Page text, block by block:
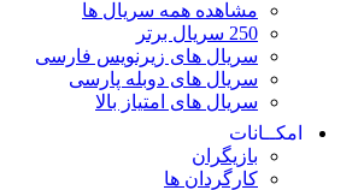
مشاهده همه سریال ها
250 سریال برتر
سریال های زیرنویس فارسی
سریال های دوبله پارسی
سریال های امتیاز بالا
امکــانات
بازیگران
کارگردان ها